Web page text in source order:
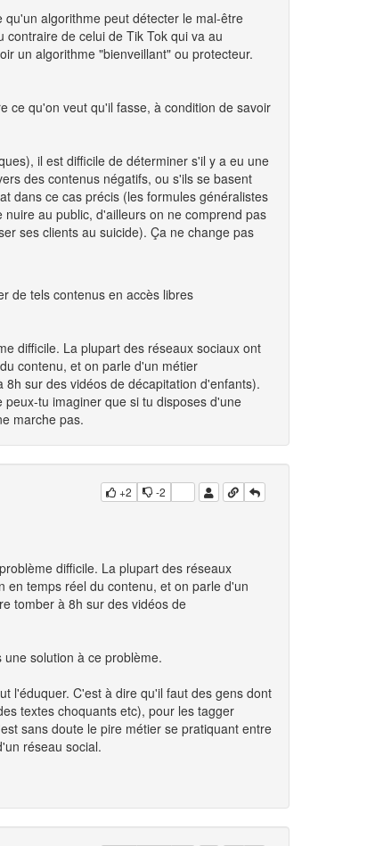
algorithme peut détecter le mal-être
de celui de Tik Tok qui va au
un algorithme "bienveillant" ou protecteur.
ce qu'on veut qu'il fasse, à condition de savoir
il est difficile de déterminer s'il y a eu une
des contenus négatifs, ou s'ils se basent
dans ce cas précis (les formules généralistes
au public, d'ailleurs on ne comprend pas
ses clients au suicide). Ça ne change pas
de tels contenus en accès libres
difficile. La plupart des réseaux sociaux ont
contenu, et on parle d'un métier
sur des vidéos de décapitation d'enfants).
tu imaginer que si tu disposes d'une
marche pas.
+2 -2
difficile. La plupart des réseaux
en temps réel du contenu, et on parle d'un
tomber à 8h sur des vidéos de
solution à ce problème.
l'éduquer. C'est à dire qu'il faut des gens dont
textes choquants etc), pour les tagger
sans doute le pire métier se pratiquant entre
réseau social.